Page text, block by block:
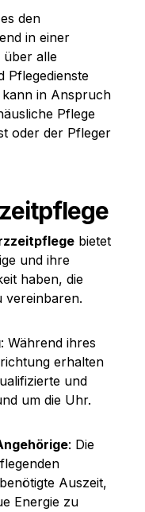
den
in einer
über alle
Pflegedienste
in Anspruch
Pflege
oder der Pfleger
bietet
und ihre
haben, die
vereinbaren.
: Während ihres
erhalten
und
um die Uhr.
Auszeit,
Energie zu